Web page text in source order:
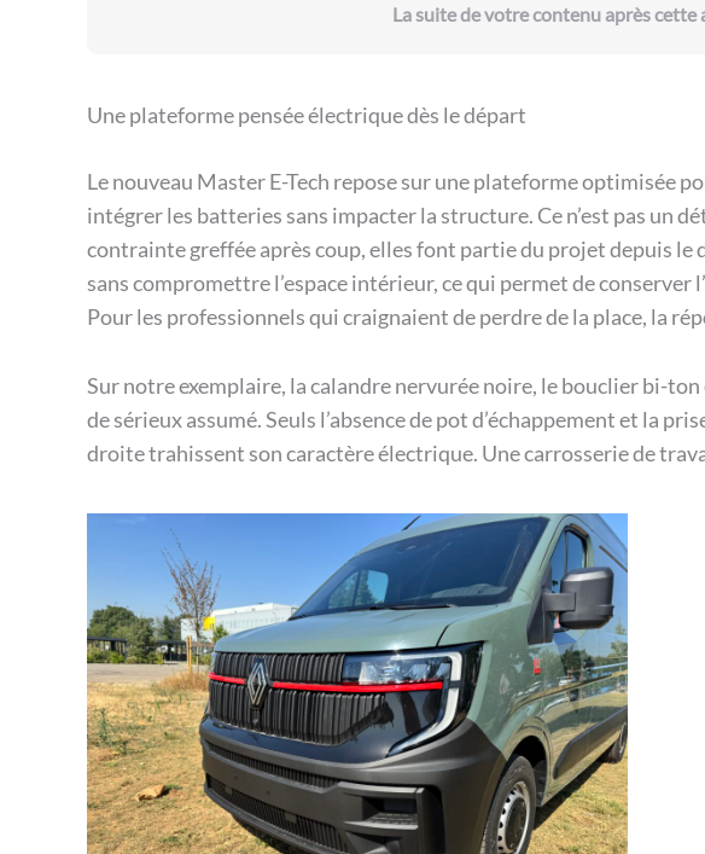
La suite de votre contenu après cette
Une plateforme pensée électrique dès le départ
Le nouveau Master E-Tech repose sur une plateforme optimisée
intégrer les batteries sans impacter la structure. Ce n’est pas un
contrainte greffée après coup, elles font partie du projet depuis le
sans compromettre l’espace intérieur, ce qui permet de
Pour les professionnels qui craignaient de perdre de la place, la
Sur notre exemplaire, la calandre nervurée noire, le bouclier bi-
de sérieux assumé. Seuls l’absence de pot d’échappement et la
droite trahissent son caractère électrique. Une carrosserie de